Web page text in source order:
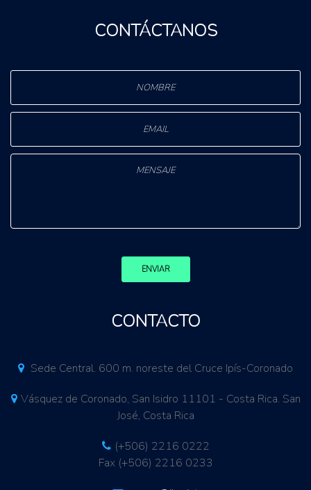
CONTÁCTANOS
ENVIAR
CONTACTO
Sede Central. 600 m. noreste del Cruce Ipís-Coronado
Vásquez de Coronado, San Isidro 11101 - Costa Rica. San
José, Costa Rica
(+506) 2216 0222
Fax (+506) 2216 0233